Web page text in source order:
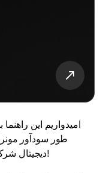
امیدواریم این
طور سودآور
دیجیتال شرکت کرده‌اید؟ در نظرات به اشتراک بگذارید!